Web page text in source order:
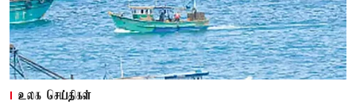
உலக செய்திகள்